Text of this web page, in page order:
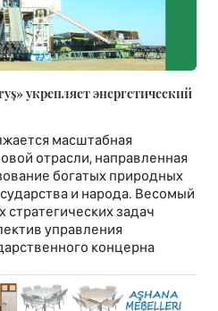
укрепляет энергетический
масштабная
отрасли, направленная
богатых природных
и народа. Весомый
стратегических задач
управления
концерна